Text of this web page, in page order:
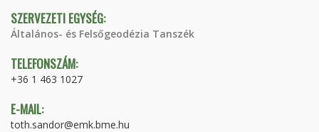
SZERVEZETI EGYSÉG:
Általános- és Felsőgeodézia Tanszék
TELEFONSZÁM:
+36 1 463 1027
E-MAIL:
toth.sandor@emk.bme.hu